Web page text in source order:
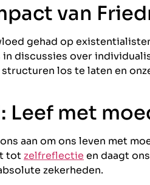
van
gehad op
discussies over
los te laten en
Leef met
aan om ons leven met
tot zelfreflectie en daagt
zekerheden.